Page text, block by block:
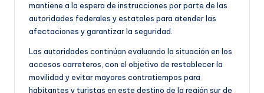
mantiene a la espera de instrucciones por parte de las
autoridades federales y estatales para atender las
afectaciones y garantizar la seguridad.
Las autoridades continúan evaluando la situación en los
accesos carreteros, con el objetivo de restablecer la
movilidad y evitar mayores contratiempos para
habitantes y turistas en este destino de la región sur de